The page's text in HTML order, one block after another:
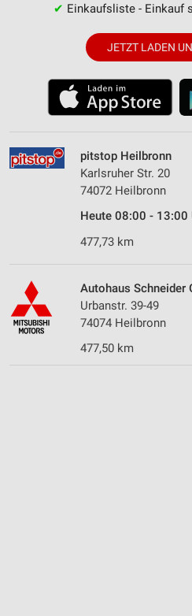
✔ Einkaufsliste - Einkauf
JETZT LADEN
pitstop Heilbronn
Karlsruher Str. 20
74072 Heilbronn
Heute 08:00 - 13:00
477,73 km
Autohaus Schneider
Urbanstr. 39-49
74074 Heilbronn
477,50 km